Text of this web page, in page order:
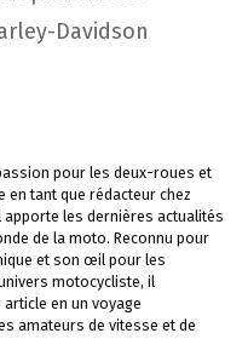
Davidson
pour les deux-roues et
en tant que rédacteur chez
apporte les dernières actualités
de la moto. Reconnu pour
et son œil pour les
motocycliste, il
en un voyage
amateurs de vitesse et de